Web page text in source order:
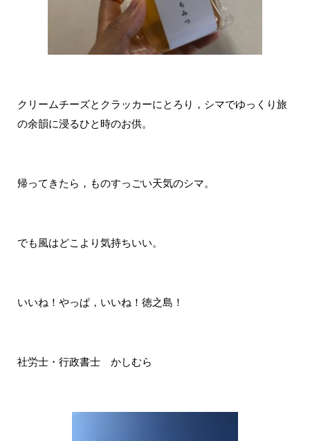
クリームチーズとクラッカーにとろり，シマでゆっくり旅
の余韻に浸るひと時のお供。
帰ってきたら，ものすっごい天気のシマ。
でも風はどこより気持ちいい。
いいね！やっぱ，いいね！徳之島！
社労士・行政書士 かしむら